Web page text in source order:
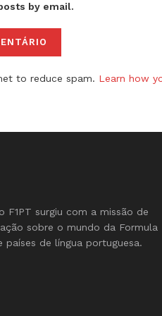
by email.
to reduce spam. Learn how
F1PT surgiu com a missão de
sobre o mundo da Formula
países de língua portuguesa.